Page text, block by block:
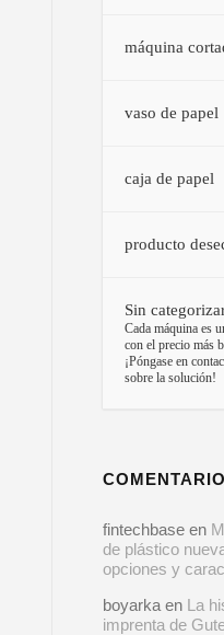
máquina
vaso de papel
caja de papel
producto
Sin
–
Cada máquina es
con el precio más
¡Póngase en
sobre la solución!
fintechbase en
de plástico
opciones y
boyarka en La
imprenta de